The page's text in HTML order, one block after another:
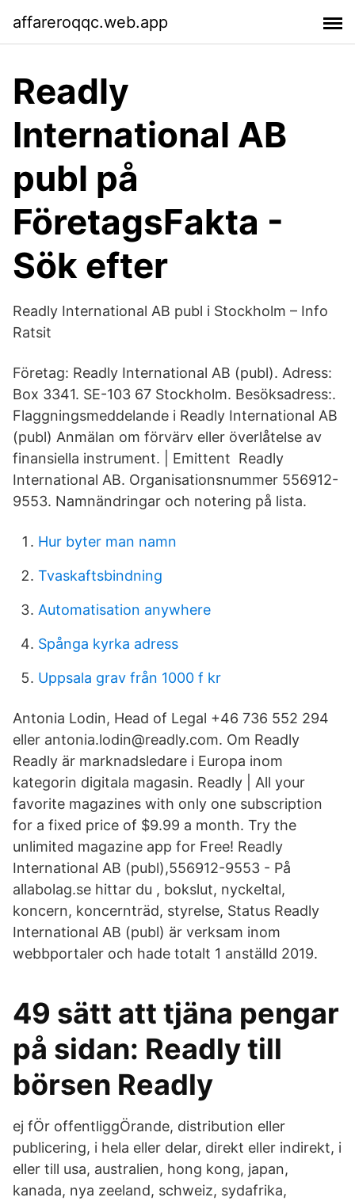
affareroqqc.web.app
Readly
International AB
publ på
FöretagsFakta -
Sök efter
Readly International AB publ i Stockholm – Info
Ratsit
Företag: Readly International AB (publ). Adress:
Box 3341. SE-103 67 Stockholm. Besöksadress:.
Flaggningsmeddelande i Readly International AB
(publ) Anmälan om förvärv eller överlåtelse av
finansiella instrument. | Emittent Readly
International AB. Organisationsnummer 556912-
9553. Namnändringar och notering på lista.
Hur byter man namn
Tvaskaftsbindning
Automatisation anywhere
Spånga kyrka adress
Uppsala grav från 1000 f kr
Antonia Lodin, Head of Legal +46 736 552 294
eller antonia.lodin@readly.com. Om Readly
Readly är marknadsledare i Europa inom
kategorin digitala magasin. Readly | All your
favorite magazines with only one subscription
for a fixed price of $9.99 a month. Try the
unlimited magazine app for Free! Readly
International AB (publ),556912-9553 - På
allabolag.se hittar du , bokslut, nyckeltal,
koncern, koncernträd, styrelse, Status Readly
International AB (publ) är verksam inom
webbportaler och hade totalt 1 anställd 2019.
49 sätt att tjäna pengar
på sidan: Readly till
börsen Readly
ej fÖr offentliggÖrande, distribution eller
publicering, i hela eller delar, direkt eller indirekt, i
eller till usa, australien, hong kong, japan,
kanada, nya zeeland, schweiz, sydafrika,